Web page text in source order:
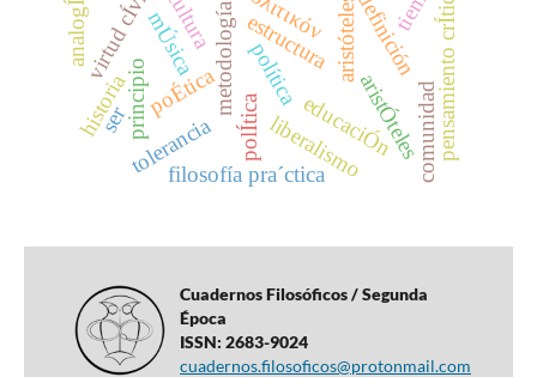
polÍtica
poÉtica educaciÓn
mÚsica
aristÓteles
aristóteles
política
principio
definición
estructura
metodología
comunidad
virtud cÍvica
liberalismo
tolerancia pensamiento crÍtico
historia
filosofía pra´ctica
cultura
analogÍa
ser
Cuadernos Filosóficos / Segunda
Época
ISSN: 2683-9024
cuadernos.filosoficos@protonmail.com